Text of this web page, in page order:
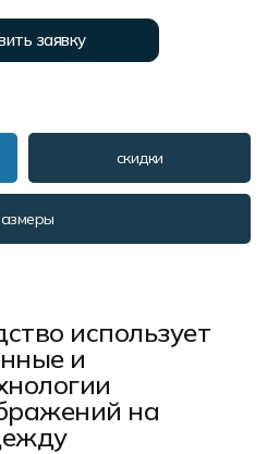
заявку
скидки
использует
и
на